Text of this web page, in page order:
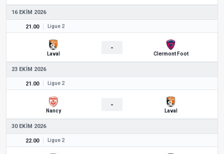
16 EKIM 2026
21.00 Ligue 2
Laval
-
Clermont Foot
23 EKIM 2026
21.00 Ligue 2
Nancy
-
Laval
30 EKIM 2026
22.00 Ligue 2